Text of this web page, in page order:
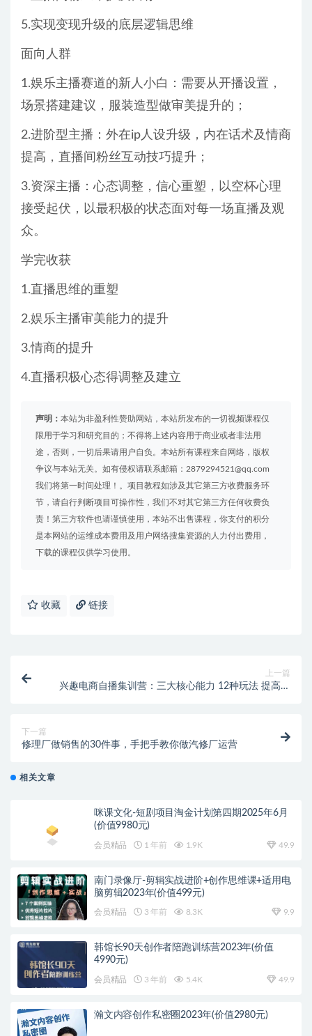
5.实现变现升级的底层逻辑思维
面向人群
1.娱乐主播赛道的新人小白：需要从开播设置，
场景搭建建议，服装造型做审美提升的；
2.进阶型主播：外在ip人设升级，内在话术及情商
提高，直播间粉丝互动技巧提升；
3.资深主播：心态调整，信心重塑，以空杯心理
接受起伏，以最积极的状态面对每一场直播及观
众。
学完收获
1.直播思维的重塑
2.娱乐主播审美能力的提升
3.情商的提升
4.直播积极心态得调整及建立
声明： 本站为非盈利性赞助网站，本站所发布的一切视频课程仅
限用于学习和研究目的；不得将上述内容用于商业或者非法用
途，否则，一切后果请用户自负。本站所有课程来自网络，版权
争议与本站无关。如有侵权请联系邮箱：2879294521@qq.com
我们将第一时间处理！。项目教程如涉及其它第三方收费服务环
节，请自行判断项目可操作性，我们不对其它第三方任何收费负
责！第三方软件也请谨慎使用，本站不出售课程，你支付的积分
是本网站的运维成本费用及用户网络搜集资源的人力付出费用，
下载的课程仅供学习使用。
收藏 链接
上一篇
兴趣电商自播集训营：三大核心能力 12种玩法 提高销
下一篇
修理厂做销售的30件事，手把手教你做汽修厂运营
相关文章
咪课文化-短剧项目淘金计划第四期2025年6月
(价值9980元)
会员精品 1 年前 1.9K 49.9
南门录像厅-剪辑实战进阶+创作思维课+适用电
脑剪辑2023年(价值499元)
会员精品 3 年前 8.3K 9.9
韩馆长90天创作者陪跑训练营2023年(价值
4990元)
会员精品 3 年前 5.4K 49.9
瀚文内容创作私密圈2023年(价值2980元)